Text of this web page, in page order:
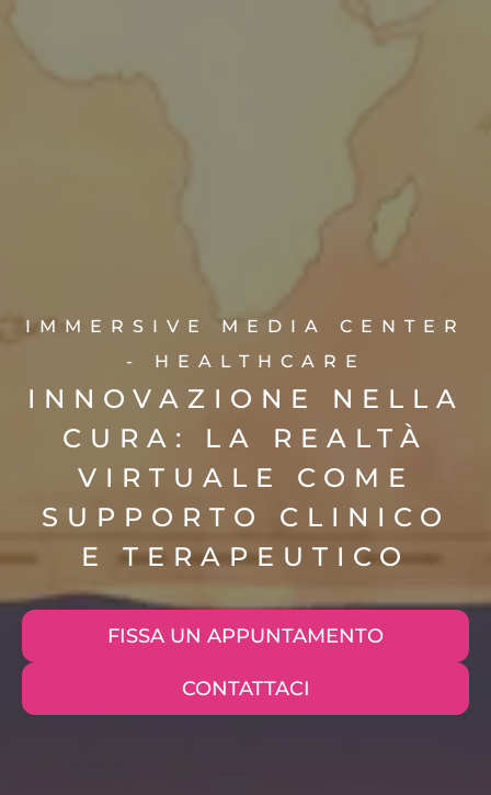
IMMERSIVE MEDIA CENTER
- HEALTHCARE
INNOVAZIONE NELLA
CURA: LA REALTÀ
VIRTUALE COME
SUPPORTO CLINICO
E TERAPEUTICO
FISSA UN APPUNTAMENTO
CONTATTACI